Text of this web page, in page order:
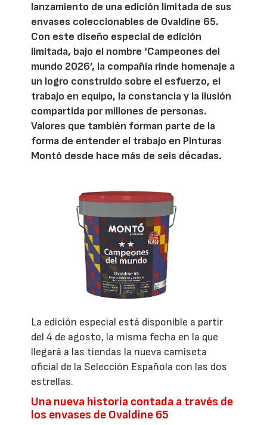
lanzamiento de una edición limitada de sus
envases coleccionables de Ovaldine 65.
Con este diseño especial de edición
limitada, bajo el nombre ‘Campeones del
mundo 2026’, la compañía rinde homenaje a
un logro construido sobre el esfuerzo, el
trabajo en equipo, la constancia y la ilusión
compartida por millones de personas.
Valores que también forman parte de la
forma de entender el trabajo en Pinturas
Montó desde hace más de seis décadas.
La edición especial está disponible a partir
del 4 de agosto, la misma fecha en la que
llegará a las tiendas la nueva camiseta
oficial de la Selección Española con las dos
estrellas.
Una nueva historia contada a través de
los envases de Ovaldine 65